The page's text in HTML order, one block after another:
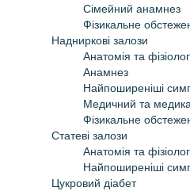
Сімейний анамнез
Фізикальне
Надниркові залози
Анатомія та
Анамнез
Найпоширеніші
Медичний та
Фізикальне
Статеві залози
Анатомія та
Найпоширеніші
Цукровий діабет